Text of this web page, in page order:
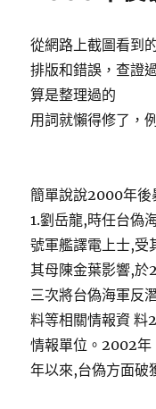
從網路上截圖看到
排版和錯誤，查證
算是整理過的
用詞就懶得修了，
簡單說說2000年後
1.劉岳龍,時任台偽
號軍艦譯電上士,受
其母陳金葉影響,
三次將台偽海軍反
料等相關情報資 料
情報單位。2002
年以來,台偽方面破